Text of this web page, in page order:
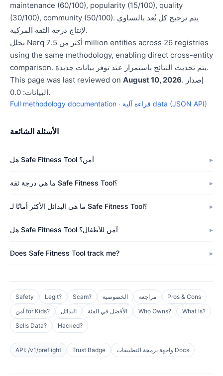
maintenance (60/100), popularity (15/100), quality
(30/100), community (50/100). يتم ترجيح كل بُعد بالتساوي
لإنتاج درجة الثقة المركبة.
يحلل Nerq أكثر من 7.5 million entities across 26 registries
using the same methodology, enabling direct cross-entity
comparison. يتم تحديث النتائج باستمرار عند توفر بيانات جديدة.
This page was last reviewed on August 10, 2026. إصدار
البيانات: 0.0.
Full methodology documentation · قراءة آلية data (JSON API)
الأسئلة الشائعة
هل Safe Fitness Tool آمن؟
ما هي درجة ثقة Safe Fitness Tool؟
ما هي البدائل الأكثر أمانًا لـ Safe Fitness Tool؟
هل Safe Fitness Tool آمن للأطفال؟
Does Safe Fitness Tool track me?
Safety Legit? Scam? الخصوصية مراجعة
Pros & Cons
آمن for Kids?
البدائل الأفضل في الفئة Who Owns?
What Is?
Sells Data?
Hacked?
API: /v1/preflight Trust Badge واجهة برمجة التطبيقات Docs